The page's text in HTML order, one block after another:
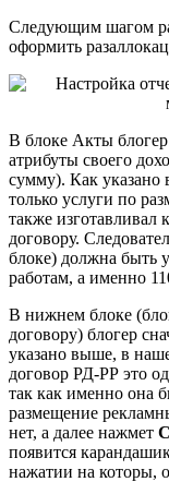
Следующим шагом
оформить
В блоке Акты блогер
атрибуты своего
сумму). Как указано
только услуги по
также
договору.
блоке) должна быть
работам, а именно
В нижнем блоке
договору) блогер
указано выше, в
договор РД-РР это
так как именно она
размещение
нет, а далее нажмет
появится
нажатии на которы,